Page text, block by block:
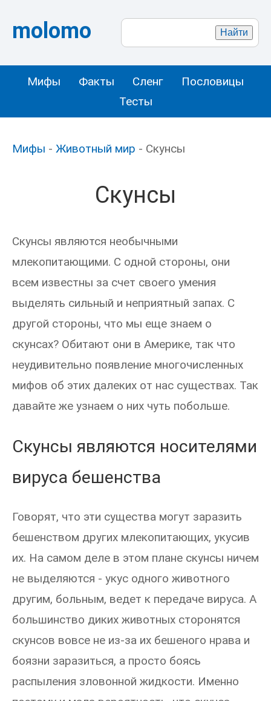
molomo
Мифы Факты Сленг
Пословицы
Тесты
Мифы - Животный мир - Скунсы
Скунсы
Скунсы являются необычными
млекопитающими. С одной стороны, они
всем известны за счет своего умения
выделять сильный и неприятный запах. С
другой стороны, что мы еще знаем о
скунсах? Обитают они в Америке, так что
неудивительно появление многочисленных
мифов об этих далеких от нас существах. Так
давайте же узнаем о них чуть побольше.
Скунсы являются носителями
вируса бешенства
Говорят, что эти существа могут заразить
бешенством других млекопитающих, укусив
их. На самом деле в этом плане скунсы ничем
не выделяются - укус одного животного
другим, больным, ведет к передаче вируса. А
большинство диких животных сторонятся
скунсов вовсе не из-за их бешеного нрава и
боязни заразиться, а просто боясь
распыления зловонной жидкости. Именно